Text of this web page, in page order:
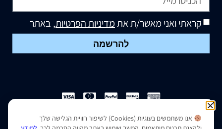
קראתי ואני מאשר/ת אתמדיניות הפרטיות, באתר
להרשמה
הצהרת נגישות|מדיניות פרטיות
אנו משתמשים בעוגיות (Cookies) לשיפור חוויית הגלישה שלך